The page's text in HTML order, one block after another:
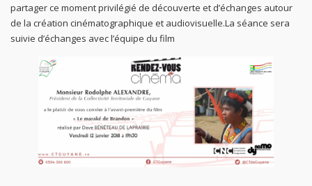
partager ce moment privilégié de découverte et d’échanges autour
de la création cinématographique et audiovisuelle.La séance sera
suivie d’échanges avec l’équipe du film